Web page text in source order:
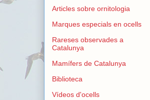
Articles sobre ornitologia
Marques especials en ocells
Rareses observades a
Catalunya
Mamífers de Catalunya
Biblioteca
Vídeos d'ocells